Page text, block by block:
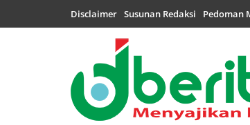
Disclaimer Susunan Redaksi Pedoman